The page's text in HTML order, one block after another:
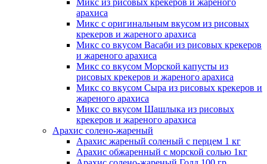
арахиса
Микс с оригинальным вкусом из рисовых
крекеров и жареного арахиса
Микс со вкусом Васаби из рисовых крекеров
и жареного арахиса
Микс со вкусом Морской капусты из
рисовых крекеров и жареного арахиса
Микс со вкусом Сыра из рисовых крекеров и
жареного арахиса
Микс со вкусом Шашлыка из рисовых
крекеров и жареного арахиса
Арахис солено-жареный
Арахис жареный соленый с перцем 1 кг
Арахис обжаренный с морской солью 1кг